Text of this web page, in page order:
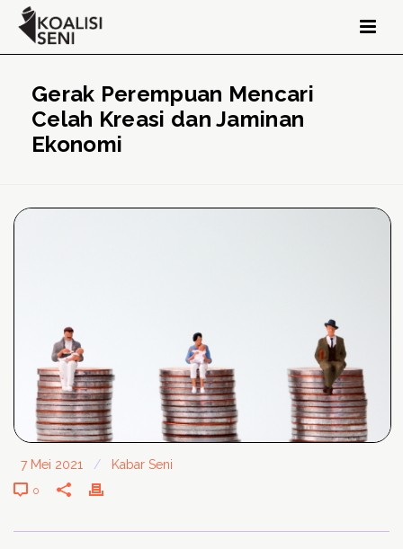
Gerak Perempuan Mencari
Celah Kreasi dan Jaminan
Ekonomi
7 Mei 2021 / Kabar Seni
0